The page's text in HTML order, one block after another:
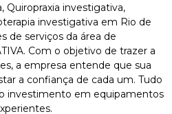
Quiropraxia investigativa,
investigativa em Rio de
de serviços da área de
Com o objetivo de trazer a
a empresa entende que sua
a confiança de cada um. Tudo
investimento em equipamentos